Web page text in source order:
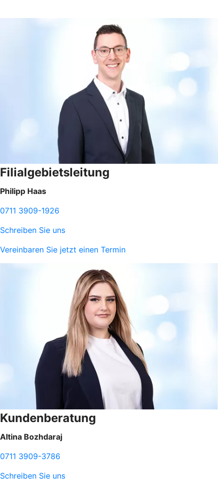
Filialgebietsleitung
Philipp Haas
0711 3909-1926
Schreiben Sie uns
Vereinbaren Sie jetzt einen Termin
Kundenberatung
Altina Bozhdaraj
0711 3909-3786
Schreiben Sie uns